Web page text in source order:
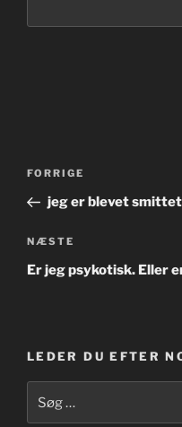
Indlægsnavigation
Forrige
indlæg
FORRIGE
jeg er blevet smittet
Næste
indlæg
NÆSTE
Er jeg psykotisk. Eller
LEDER DU EFTER
efter: